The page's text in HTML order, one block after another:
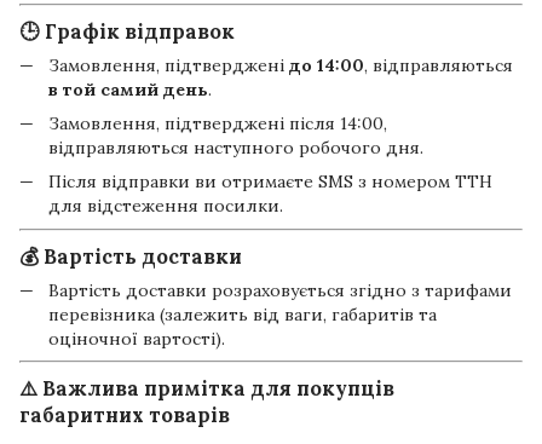
🕒 Графік відправок
Замовлення, підтверджені до 14:00, відправляються
в той самий день.
Замовлення, підтверджені після 14:00,
відправляються наступного робочого дня.
Після відправки ви отримаєте SMS з номером ТТН
для відстеження посилки.
💰 Вартість доставки
Вартість доставки розраховується згідно з тарифами
перевізника (залежить від ваги, габаритів та
оціночної вартості).
⚠️ Важлива примітка для покупців
габаритних товарів